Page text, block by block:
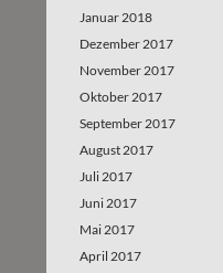
Januar 2018
Dezember 2017
November 2017
Oktober 2017
September 2017
August 2017
Juli 2017
Juni 2017
Mai 2017
April 2017